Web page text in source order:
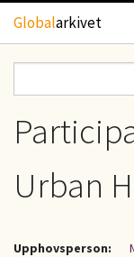
Hoppa till
Globalarkivet
TIDSKRIFTER
Urban
Upphovsperson: